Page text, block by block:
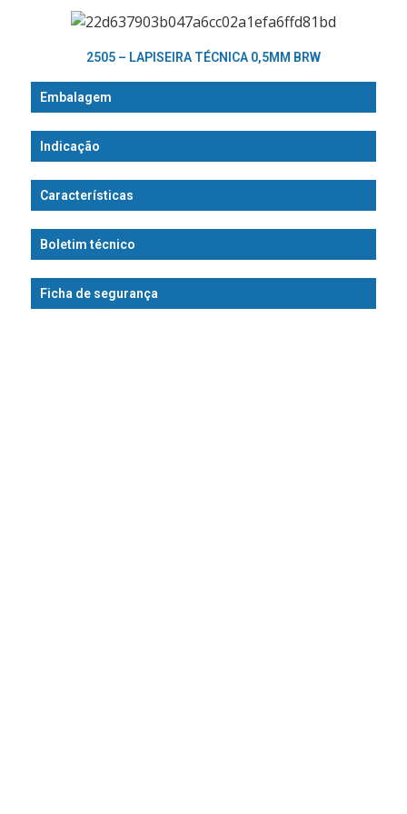
2505 – LAPISEIRA TÉCNICA 0,5MM BRW
Embalagem
Indicação
Características
Boletim técnico
Ficha de segurança